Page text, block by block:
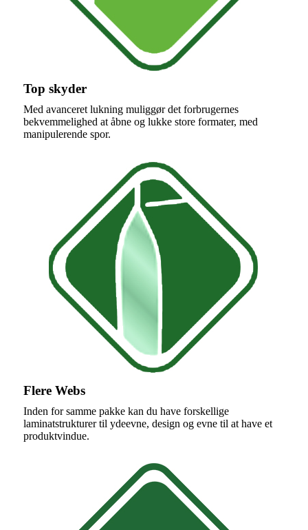
Top skyder
Med avanceret lukning muliggør det forbrugernes
bekvemmelighed at åbne og lukke store formater, med
manipulerende spor.
Flere Webs
Inden for samme pakke kan du have forskellige
laminatstrukturer til ydeevne, design og evne til at have et
produktvindue.